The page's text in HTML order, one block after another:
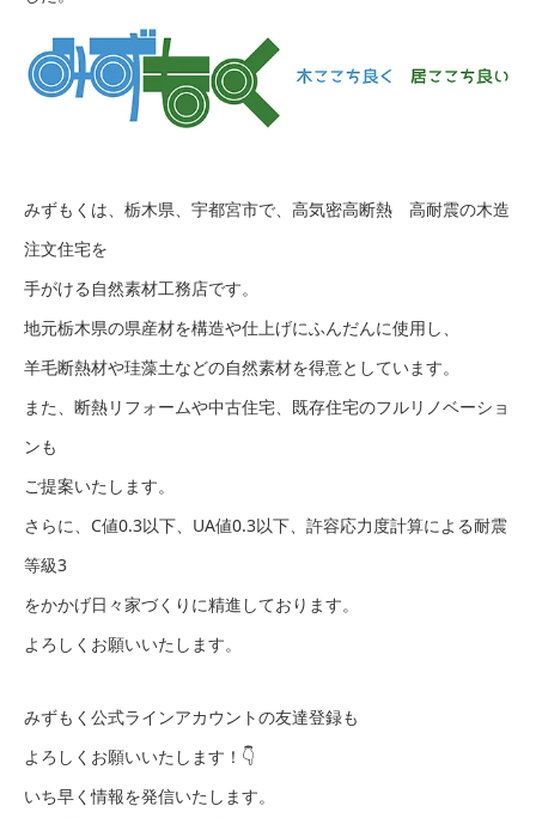
みずもくは、栃木県、宇都宮市で、高気密高断熱 高耐震の木造
注文住宅を
手がける自然素材工務店です。
地元栃木県の県産材を構造や仕上げにふんだんに使用し、
羊毛断熱材や珪藻土などの自然素材を得意としています。
また、断熱リフォームや中古住宅、既存住宅のフルリノベーショ
ンも
ご提案いたします。
さらに、C値0.3以下、UA値0.3以下、許容応力度計算による耐震
等級3
をかかげ日々家づくりに精進しております。
よろしくお願いいたします。
みずもく公式ラインアカウントの友達登録も
よろしくお願いいたします！👇
いち早く情報を発信いたします。